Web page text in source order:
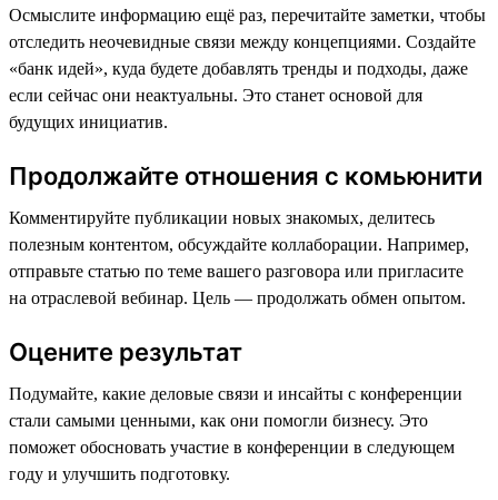
Осмыслите информацию ещё раз, перечитайте заметки, чтобы
отследить неочевидные связи между концепциями. Создайте
«банк идей», куда будете добавлять тренды и подходы, даже
если сейчас они неактуальны. Это станет основой для
будущих инициатив.
Продолжайте отношения с комьюнити
Комментируйте публикации новых знакомых, делитесь
полезным контентом, обсуждайте коллаборации. Например,
отправьте статью по теме вашего разговора или пригласите
на отраслевой вебинар. Цель — продолжать обмен опытом.
Оцените результат
Подумайте, какие деловые связи и инсайты с конференции
стали самыми ценными, как они помогли бизнесу. Это
поможет обосновать участие в конференции в следующем
году и улучшить подготовку.